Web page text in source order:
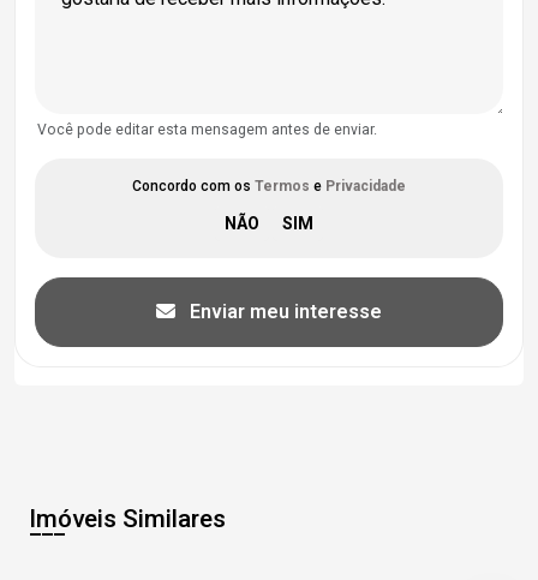
Você pode editar esta mensagem antes de enviar.
Concordo com os Termos e Privacidade
Enviar meu interesse
Imóveis Similares